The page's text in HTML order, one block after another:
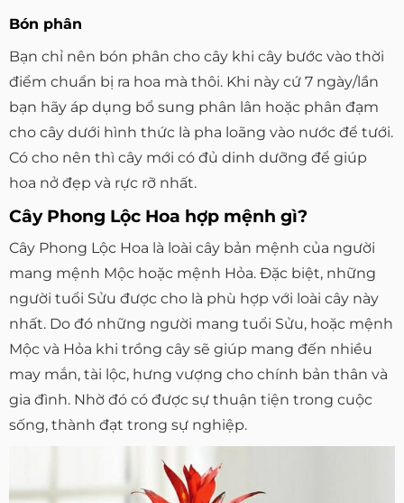
Bón phân
Bạn chỉ nên bón phân cho cây khi cây bước vào thời
điểm chuẩn bị ra hoa mà thôi. Khi này cứ 7 ngày/lần
bạn hãy áp dụng bổ sung phân lân hoặc phân đạm
cho cây dưới hình thức là pha loãng vào nước để tưới.
Có cho nên thì cây mới có đủ dinh dưỡng để giúp
hoa nở đẹp và rực rỡ nhất.
Cây Phong Lộc Hoa hợp mệnh gì?
Cây Phong Lộc Hoa là loài cây bản mệnh của người
mang mệnh Mộc hoặc mệnh Hỏa. Đặc biệt, những
người tuổi Sửu được cho là phù hợp với loài cây này
nhất. Do đó những người mang tuổi Sửu, hoặc mệnh
Mộc và Hỏa khi trồng cây sẽ giúp mang đến nhiều
may mắn, tài lộc, hưng vượng cho chính bản thân và
gia đình. Nhờ đó có được sự thuận tiện trong cuộc
sống, thành đạt trong sự nghiệp.